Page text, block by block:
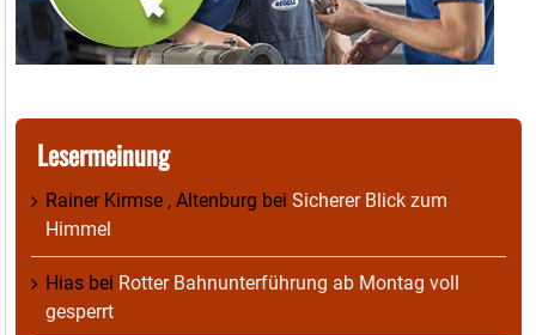
Lesermeinung
Rainer Kirmse , Altenburg bei Sicherer Blick zum
Himmel
Hias bei Rotter Bahnunterführung ab Montag voll
gesperrt